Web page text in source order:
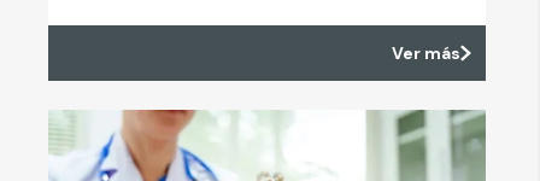
Ver más